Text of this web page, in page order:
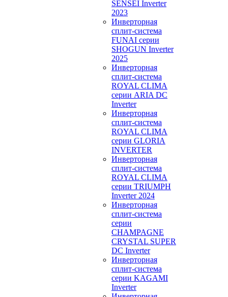
SENSEI Inverter
2023
Инверторная
сплит-система
FUNAI серии
SHOGUN Inverter
2025
Инверторная
сплит-система
ROYAL CLIMA
серии ARIA DC
Inverter
Инверторная
сплит-система
ROYAL CLIMA
серии GLORIA
INVERTER
Инверторная
сплит-система
ROYAL CLIMA
серии TRIUMPH
Inverter 2024
Инверторная
сплит-система
серии
CHAMPAGNE
CRYSTAL SUPER
DC Inverter
Инверторная
сплит-система
серии KAGAMI
Inverter